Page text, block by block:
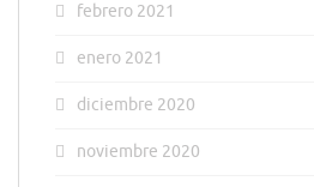
febrero 2021
enero 2021
diciembre 2020
noviembre 2020